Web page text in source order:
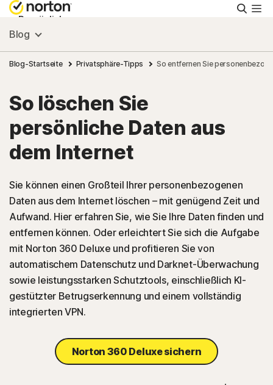
Persönlich
Small Business
Ressourcen
Support
Deutschland
Blog
Blog-Startseite Privatsphäre-Tipps So entfernen Sie
So löschen Sie
persönliche Daten aus
dem Internet
Sie können einen Großteil Ihrer personenbezogenen
Daten aus dem Internet löschen – mit genügend Zeit und
Aufwand. Hier erfahren Sie, wie Sie Ihre Daten finden und
entfernen können. Oder erleichtert Sie sich die Aufgabe
mit Norton 360 Deluxe und profitieren Sie von
automatischem Datenschutz und Darknet-Überwachung
sowie leistungsstarken Schutztools, einschließlich KI-
gestützter Betrugserkennung und einem vollständig
integrierten VPN.
Norton 360 Deluxe sichern